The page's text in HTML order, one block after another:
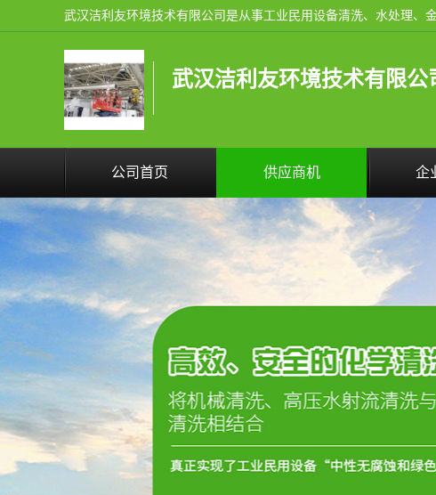
武汉洁利友环境技术有限公
公司首页 供应商机 企